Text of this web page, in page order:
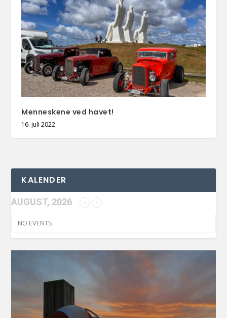
Menneskene ved havet!
16. juli 2022
KALENDER
AUGUST, 2026
NO EVENTS